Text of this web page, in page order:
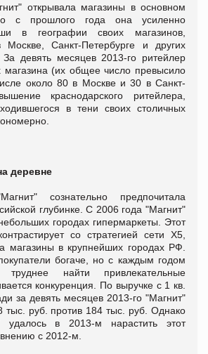
открывала магазины в основном
с прошлого года она усиленно
в географии своих магазинов,
Москве, Санкт-Петербурге и других
За девять месяцев 2013-го ритейлер
магазина (их общее число превысило
около 80 в Москве и 30 в Санкт-
краснодарского ритейлера,
в тени своих столичных
деревне
сознательно предпочитала
глубинке. С 2006 года "Магнит"
городах гипермаркеты. Этот
со стратегией сети X5,
магазины в крупнейших городах РФ.
богаче, но с каждым годом
труднее найти привлекательные
конкуренция. По выручке с 1 кв.
за девять месяцев 2013-го "Магнит"
тыс. руб. против 184 тыс. руб. Однако
удалось в 2013-м нарастить этот
с 2012-м.